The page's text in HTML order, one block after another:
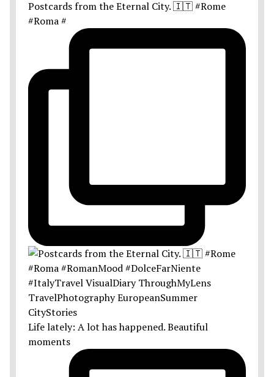
Postcards from the Eternal City. 🇮🇹 #Rome
#Roma #
Life lately: A lot has happened. Beautiful
moments